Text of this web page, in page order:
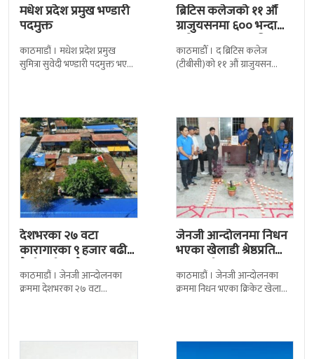
मधेश प्रदेश प्रमुख भण्डारी
पदमुक्त
काठमाडौं । मधेश प्रदेश प्रमुख
सुमित्रा सुवेदी भण्डारी पदमुक्त भएकी
ब्रिटिस कलेजको ११ औँ
ग्राजुयसनमा ६०० भन्दा
बढी ग्राजुयट सम्मानित
काठमाडौँ । द ब्रिटिस कलेज
(टीबीसी)को ११ औं ग्राजुयसन
देशभरका २७ वटा
कारागारका ९ हजार बढी
कैदीबन्दी अझै फरार
काठमाडौं । जेनजी आन्दोलनका
क्रममा देशभरका २७ वटा
जेनजी आन्दोलनमा निधन
भएका खेलाडी श्रेष्ठप्रति
श्रद्धाञ्जली
काठमाडौं । जेनजी आन्दोलनका
क्रममा निधन भएका क्रिकेट खेलाडी